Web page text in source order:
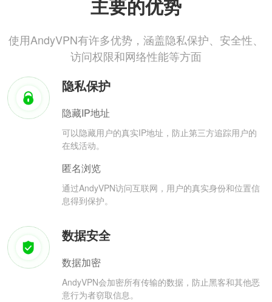
主要的优势
使用AndyVPN有许多优势，涵盖隐私保护、安全性、
访问权限和网络性能等方面
隐私保护
隐藏IP地址
可以隐藏用户的真实IP地址，防止第三方追踪用户的
在线活动。
匿名浏览
通过AndyVPN访问互联网，用户的真实身份和位置信
息得到保护。
数据安全
数据加密
AndyVPN会加密所有传输的数据，防止黑客和其他恶
意行为者窃取信息。